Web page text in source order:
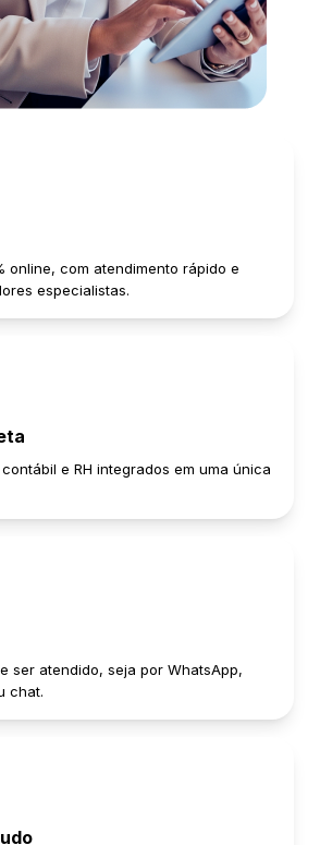
online, com atendimento rápido e
especialistas.
e RH integrados em uma única
ser atendido, seja por WhatsApp,
chat.